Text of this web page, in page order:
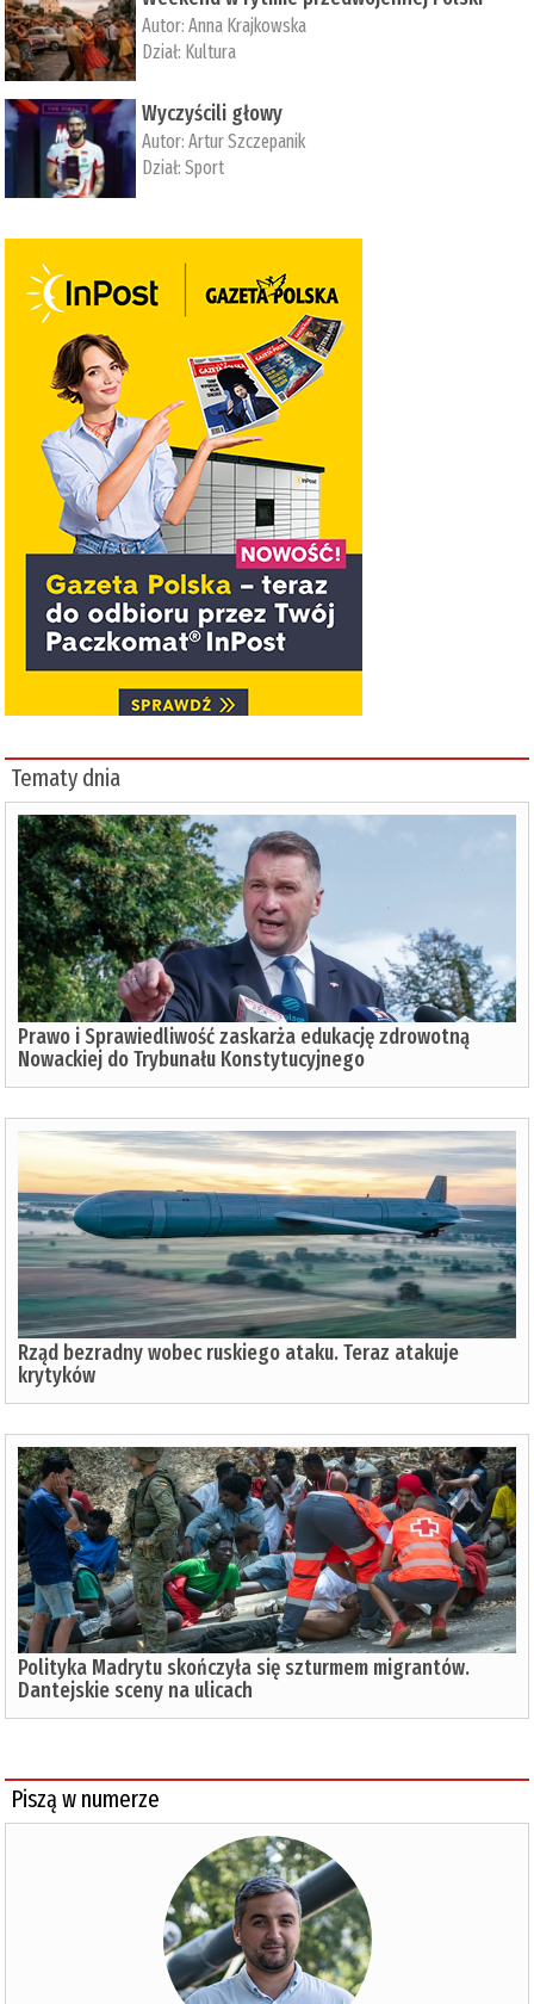
Autor:Anna Krajkowska
Dział: Kultura
Wyczyścili głowy
Autor:Artur Szczepanik
Dział:Sport
Tematy dnia
Prawo i Sprawiedliwość zaskarża edukację zdrowotną
Nowackiej do Trybunału Konstytucyjnego
Rząd bezradny wobec ruskiego ataku. Teraz atakuje
krytyków
Polityka Madrytu skończyła się szturmem migrantów.
Dantejskie sceny na ulicach
Piszą w numerze